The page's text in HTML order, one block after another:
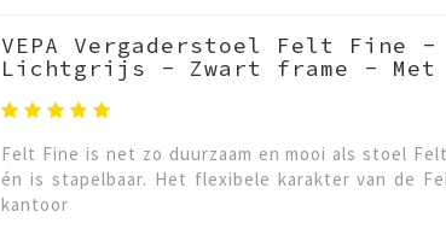
VEPA Vergaderstoel Felt Fine
Lichtgrijs - Zwart frame - Met
Felt Fine is net zo duurzaam en mooi als stoel
én is stapelbaar. Het flexibele karakter van de
kantoor